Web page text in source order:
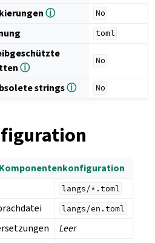
ⓘ No
toml
ⓘ
No
stringsⓘ No
Komponentenkonfiguration
langs/*.toml
langs/en.toml
Leer